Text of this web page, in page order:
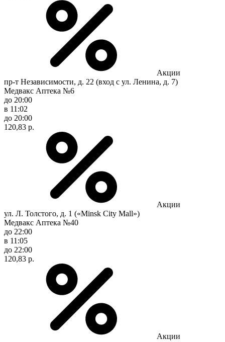
Акции
пр-т Независимости, д. 22 (вход с ул. Ленина, д. 7)
Медвакс Аптека №6
до 20:00
в 11:02
до 20:00
120,83 р.
Акции
ул. Л. Толстого, д. 1 («Minsk City Mall»)
Медвакс Аптека №40
до 22:00
в 11:05
до 22:00
120,83 р.
Акции